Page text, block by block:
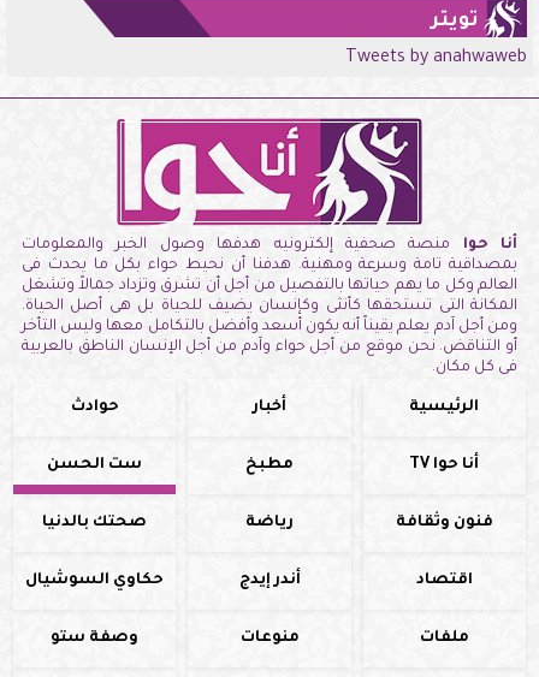
تويتر
Tweets by anahwaweb
أنا حوا منصة صحفية إلكترونيه هدفها وصول الخبر والمعلومات
بمصداقية تامة وسرعة ومهنية. هدفنا أن نحيط حواء بكل ما يحدث فى
العالم وكل ما يهم حياتها بالتفصيل من أجل أن تشرق وتزداد جمالاً وتشغل
المكانة التى تستحقها كأنثى وكإنسان يضيف للحياة بل هى أصل الحياة.
ومن أجل آدم يعلم يقيناً أنه يكون أسعد وأفضل بالتكامل معها وليس التأخر
أو التناقض. نحن موقع من أجل حواء وآدم من أجل الإنسان الناطق بالعربية
فى كل مكان.
الرئيسية أخبار حوادث
أنا حوا TV مطبخ ست الحسن
فنون وثقافة رياضة صحتك بالدنيا
اقتصاد أندر إيدج حكاوي السوشيال
ملفات منوعات وصفة ستو